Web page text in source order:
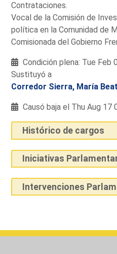
Contrataciones.
Vocal de la Comisión de
política en la Comunidad de
Comisionada del Gobierno
Condición plena: Tue Feb
Sustituyó a
Corredor Sierra, María
Causó baja el Thu Aug 17
Histórico de cargos
Iniciativas
Intervenciones